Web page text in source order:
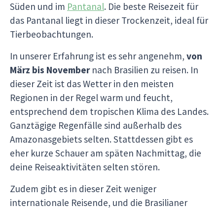
Süden und im Pantanal. Die beste Reisezeit für
das Pantanal liegt in dieser Trockenzeit, ideal für
Tierbeobachtungen.
In unserer Erfahrung ist es sehr angenehm, von
März bis Novembernach Brasilien zu reisen. In
dieser Zeit ist das Wetter in den meisten
Regionen in der Regel warm und feucht,
entsprechend dem tropischen Klima des Landes.
Ganztägige Regenfälle sind außerhalb des
Amazonasgebiets selten. Stattdessen gibt es
eher kurze Schauer am späten Nachmittag, die
deine Reiseaktivitäten selten stören.
Zudem gibt es in dieser Zeit weniger
internationale Reisende, und die Brasilianer